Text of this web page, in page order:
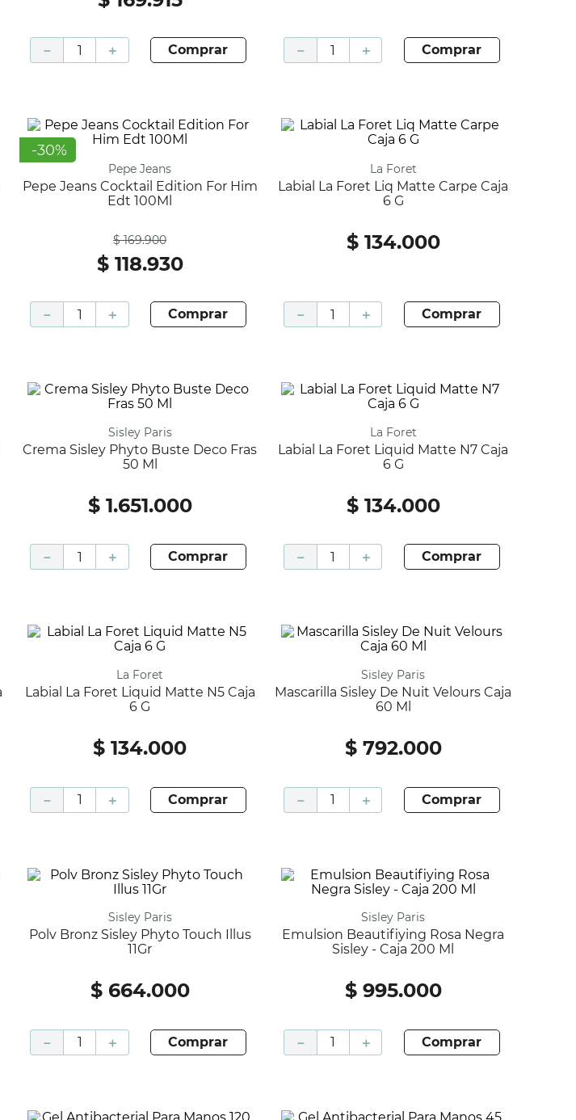
＋
－ comprar ＋
－ comprar
-30%
Pepe Jeans
Pepe Jeans Cocktail Edition For Him
Edt 100Ml
$ 169.900
$ 118.930
＋
－ comprar
La Foret
Labial La Foret Liq Matte Carpe Caja
6 G
$ 134.000
＋
－ comprar
Sisley Paris
Crema Sisley Phyto Buste Deco Fras
50 Ml
$ 1.651.000
＋
－ comprar
La Foret
Labial La Foret Liquid Matte N7 Caja
6 G
$ 134.000
＋
－ comprar
La Foret
Labial La Foret Liquid Matte N5 Caja
6 G
$ 134.000
＋
－ comprar
Sisley Paris
Mascarilla Sisley De Nuit Velours Caja
60 Ml
$ 792.000
＋
－ comprar
Sisley Paris
Polv Bronz Sisley Phyto Touch Illus
11Gr
$ 664.000
＋
－ comprar
Sisley Paris
Emulsion Beautifiying Rosa Negra
Sisley - Caja 200 Ml
$ 995.000
＋
－ comprar